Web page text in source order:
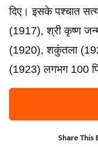
दिए। इसके पश्चात
(1917), श्री कृष्ण
(1920), शकुंतला
(1923) लगभग 100
Share This